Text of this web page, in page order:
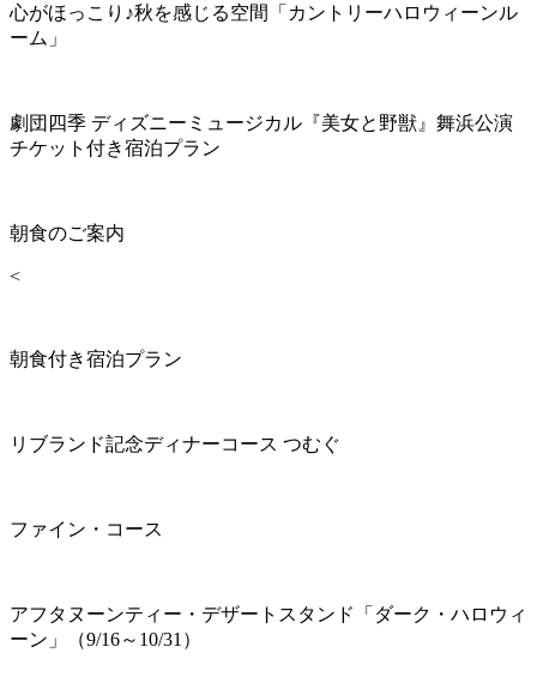
心がほっこり♪秋を感じる空間「カントリーハロウィーンル
ーム」
劇団四季 ディズニーミュージカル『美女と野獣』舞浜公演
チケット付き宿泊プラン
朝食のご案内
<
朝食付き宿泊プラン
リブランド記念ディナーコース つむぐ
ファイン・コース
アフタヌーンティー・デザートスタンド「ダーク・ハロウィ
ーン」（9/16～10/31）